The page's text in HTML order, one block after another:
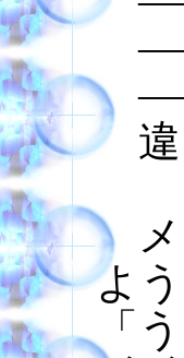
――
――
違
メ
よ
「